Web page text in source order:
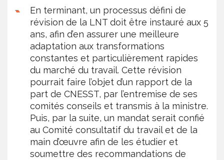
En terminant, un processus défini de
révision de la LNT doit être instauré aux 5
ans, afin d’en assurer une meilleure
adaptation aux transformations
constantes et particulièrement rapides
du marché du travail. Cette révision
pourrait faire l’objet d’un rapport de la
part de CNESST, par l’entremise de ses
comités conseils et transmis à la ministre.
Puis, par la suite, un mandat serait confié
au Comité consultatif du travail et de la
main d’œuvre afin de les étudier et
soumettre des recommandations de